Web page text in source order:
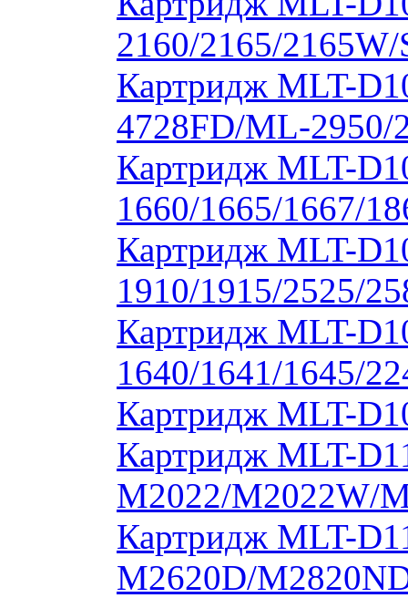
2160/2165/
Картридж MLT-
4728FD/ML-2950/
Картридж MLT-
1660/1665/1667/
Картридж MLT-
1910/1915/2525/
Картридж MLT-
1640/1641/1645/
Картридж MLT-
Картридж MLT-
M2022/M2022W/
Картридж MLT-
M2620D/